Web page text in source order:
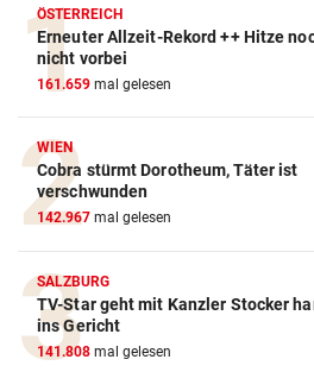
ÖSTERREICH
Erneuter Allzeit-Rekord ++ Hitze
nicht vorbei
161.659 mal gelesen
WIEN
Cobra stürmt Dorotheum, Täter ist
verschwunden
142.967 mal gelesen
SALZBURG
TV-Star geht mit Kanzler Stocker
ins Gericht
141.808 mal gelesen